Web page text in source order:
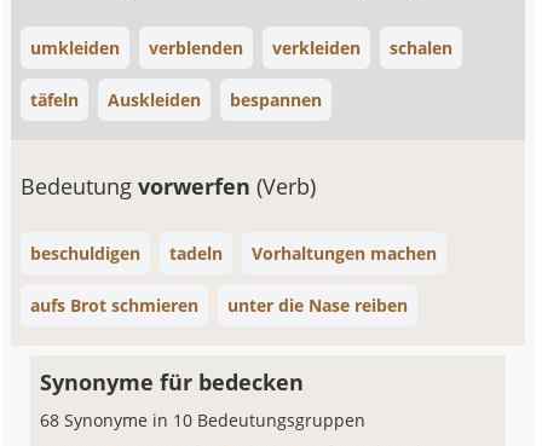
umkleiden verblenden verkleiden schalen
täfeln Auskleiden bespannen
Bedeutungvorwerfen(Verb)
beschuldigen tadeln Vorhaltungen machen
aufs Brot schmieren unter die Nase reiben
Synonyme für bedecken
68 Synonyme in 10 Bedeutungsgruppen